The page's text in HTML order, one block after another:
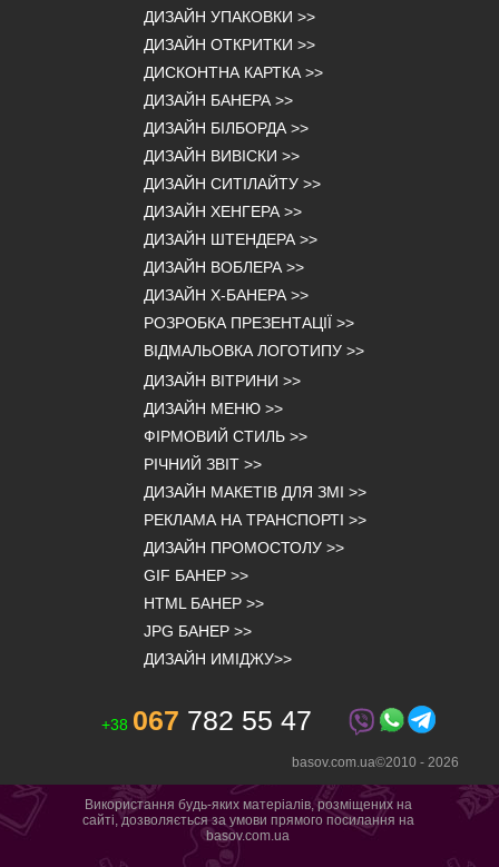
ДИЗАЙН УПАКОВКИ >>
ДИЗАЙН ОТКРИТКИ >>
ДИСКОНТНА КАРТКА >>
ДИЗАЙН БАНЕРА >>
ДИЗАЙН БІЛБОРДА >>
ДИЗАЙН ВИВІСКИ >>
ДИЗАЙН СИТІЛАЙТУ >>
ДИЗАЙН ХЕНГЕРА >>
ДИЗАЙН ШТЕНДЕРА >>
ДИЗАЙН ВОБЛЕРА >>
ДИЗАЙН Х-БАНЕРА >>
РОЗРОБКА ПРЕЗЕНТАЦІЇ >>
ВІДМАЛЬОВКА ЛОГОТИПУ >>
ДИЗАЙН ВІТРИНИ >>
ДИЗАЙН МЕНЮ >>
ФІРМОВИЙ СТИЛЬ >>
РІЧНИЙ ЗВІТ >>
ДИЗАЙН МАКЕТІВ ДЛЯ ЗМІ >>
РЕКЛАМА НА ТРАНСПОРТІ >>
ДИЗАЙН ПРОМОСТОЛУ >>
GIF БАНЕР >>
HTML БАНЕР >>
JPG БАНЕР >>
ДИЗАЙН ИМІДЖУ>>
+38 067 782 55 47
basov.com.ua©2010 - 2026
Використання будь-яких матеріалів, розміщених на
сайті, дозволяється за умови прямого посилання на
basov.com.ua